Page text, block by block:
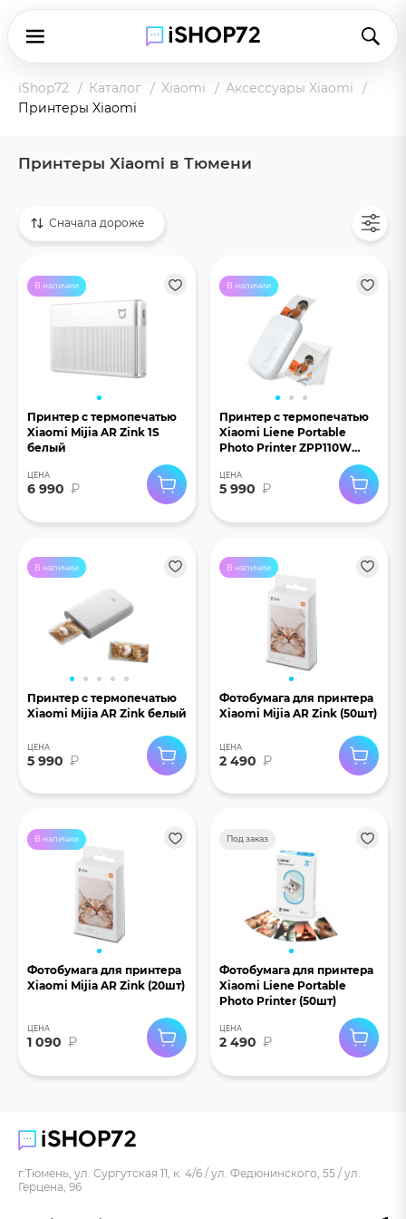
iShop72 Каталог Xiaomi
Аксессуары Xiaomi
Принтеры Xiaomi
Принтеры Xiaomi в Тюмени
Сначала дороже
В наличии
Принтер с термопечатью
Xiaomi Mijia AR Zink 1S
белый
ЦЕНА
6 990 ₽
В наличии
Принтер с термопечатью
Xiaomi Liene Portable
Photo Printer ZPP110W
ЦЕНА
5 990 ₽
В наличии
Принтер с термопечатью
Xiaomi Mijia AR Zink белый
ЦЕНА
5 990 ₽
В наличии
Фотобумага для принтера
Xiaomi Mijia AR Zink (50шт)
ЦЕНА
2 490 ₽
В наличии
Фотобумага для принтера
Xiaomi Mijia AR Zink (20шт)
ЦЕНА
1 090 ₽
Под заказ
Фотобумага для принтера
Xiaomi Liene Portable
Photo Printer (50шт)
ЦЕНА
2 490 ₽
г.Тюмень, ул. Сургутская 11, к. 4/6 / ул. Федюнинского, 55 / ул.
Герцена, 96